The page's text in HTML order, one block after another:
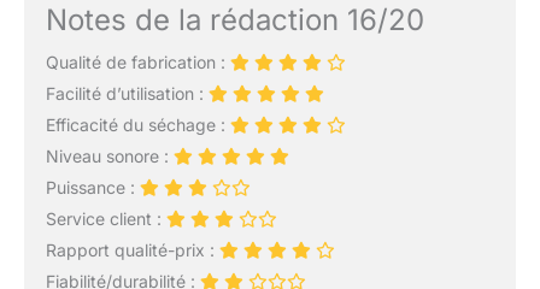
Notes de la rédaction 16/20
Qualité de fabrication :
Facilité d’utilisation :
Efficacité du séchage :
Niveau sonore :
Puissance :
Service client :
Rapport qualité-prix :
Fiabilité/durabilité :